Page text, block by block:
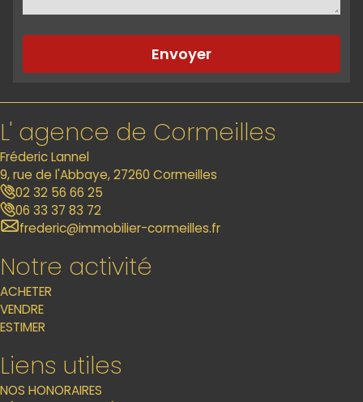
Envoyer
L' agence de Cormeilles
Fréderic Lannel
9, rue de l'Abbaye, 27260 Cormeilles
02 32 56 66 25
06 33 37 83 72
frederic@immobilier-cormeilles.fr
Notre activité
ACHETER
VENDRE
ESTIMER
Liens utiles
NOS HONORAIRES